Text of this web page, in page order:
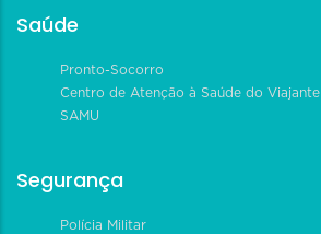
Saúde
Pronto-Socorro
Centro de Atenção à Saúde do Viajante
SAMU
Segurança
Polícia Militar